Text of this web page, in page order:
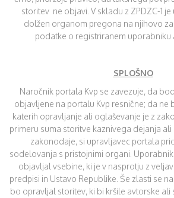
storitev ne objavi. V skladu z ZPDZC-1
dolžen organom pregona na njihovo
podatke o registriranem uporabniku
SPLOŠNO
Naročnik portala Kvp se zavezuje, da
objavljene na portalu Kvp resnične; da ne
katerih opravljanje ali oglaševanje je z
primeru suma storitve kaznivega dejanja
zakonodaje, si upravljavec portala
sodelovanja s pristojnimi organi.
objavljal vsebine, ki je v nasprotju z
predpisi in Ustavo Republike. Še zlasti se
bo opravljal storitev, ki bi kršile avtorske ali